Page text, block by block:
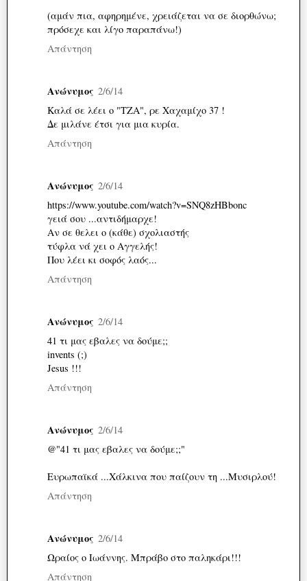
(αμάν πια, αφηρημένε, χρειάζεται να σε διορθώνω;
πρόσεχε και λίγο παραπάνω!)
Απάντηση
Ανώνυμος 2/6/14
Καλά σε λέει ο "ΤΖΑ", ρε Χαχαμίχο 37 !
Δε μιλάνε έτσι για μια κυρία.
Απάντηση
Ανώνυμος 2/6/14
https://www.youtube.com/watch?v=SNQ8zHBbonc
γειά σου ...αντιδήμαρχε!
Αν σε θελει ο (κάθε) σχολιαστής
τύφλα νά χει ο Αγγελής!
Που λέει κι σοφός λαός...
Απάντηση
Ανώνυμος 2/6/14
41 τι μας εβαλες να δούμε;;
invents (;)
Jesus !!!
Απάντηση
Ανώνυμος 2/6/14
@"41 τι μας εβαλες να δούμε;;"
Ευρωπαϊκά ...Χάλκινα που παίζουν τη ...Μυσιρλού!
Απάντηση
Ανώνυμος 2/6/14
Ωραίος ο Ιωάννης. Μπράβο στο παληκάρι!!!
Απάντηση